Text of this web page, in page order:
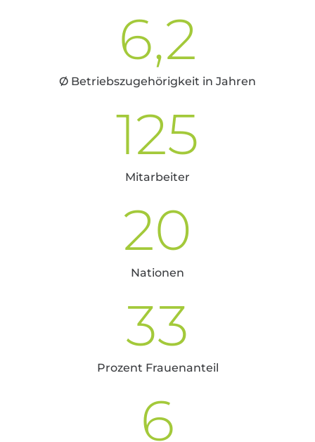
6,2
Ø Betriebszugehörigkeit in Jahren
125
Mitarbeiter
20
Nationen
33
Prozent Frauenanteil
6